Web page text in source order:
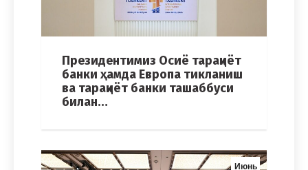
Президентимиз Осиё тараққиёт
банки ҳамда Европа тикланиш
ва тараққиёт банки ташаббуси
билан…
Июнь